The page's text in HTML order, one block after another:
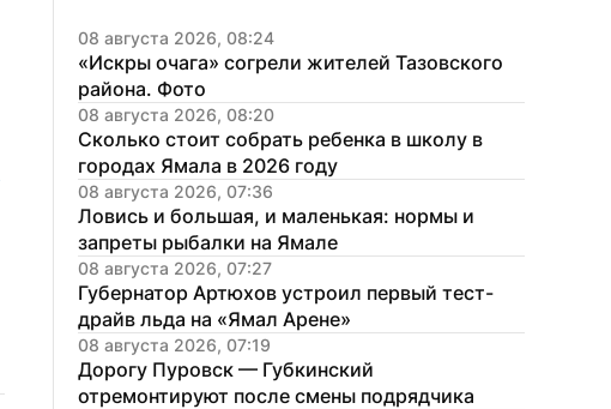
08 августа 2026, 08:24
«Искры очага» согрели жителей Тазовского
района. Фото
08 августа 2026, 08:20
Сколько стоит собрать ребенка в школу в
городах Ямала в 2026 году
08 августа 2026, 07:36
Ловись и большая, и маленькая: нормы и
запреты рыбалки на Ямале
08 августа 2026, 07:27
Губернатор Артюхов устроил первый тест-
драйв льда на «Ямал Арене»
08 августа 2026, 07:19
Дорогу Пуровск — Губкинский
отремонтируют после смены подрядчика